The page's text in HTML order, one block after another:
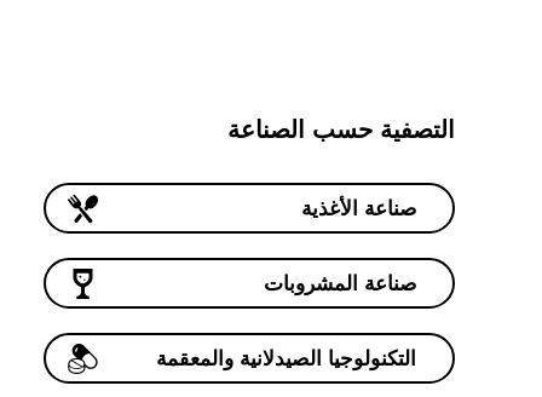
التصفية حسب الصناعة
صناعة الأغذية
صناعة المشروبات
التكنولوجيا الصيدلانية والمعقمة